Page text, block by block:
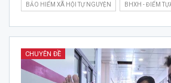
BẢO HIỂM XÃ HỘI TỰ NGUYỆN BHXH - ĐIỂM
CHUYÊN ĐỀ